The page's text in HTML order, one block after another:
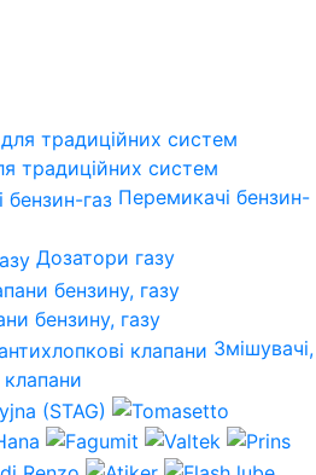
традиційних систем
Перемикачі бензин-
Дозатори газу
бензину, газу
Змішувачі,
клапани